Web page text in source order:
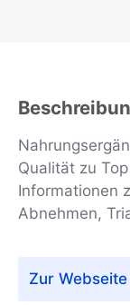
Qualität zu
Informationen
Abnehmen,
Zur Webseite